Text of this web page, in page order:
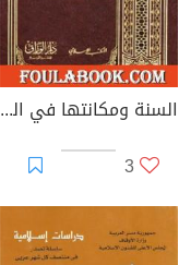
السنة ومكانتها في التشريع الإسلامي
3